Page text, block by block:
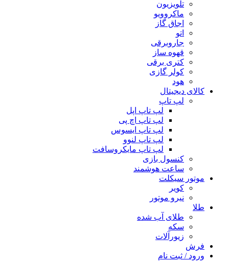
تلویزیون
ماکروویو
اجاق گاز
اتو
جاروبرقی
قهوه ساز
کتری برقی
کولر گازی
هود
کالای دیجیتال
لپ تاپ
لپ تاپ اپل
لپ تاپ اچ پی
لپ تاپ ایسوس
لپ تاپ لنوو
لپ تاپ مایکروسافت
کنسول بازی
ساعت هوشمند
موتور سیکلت
کویر
نیرو موتور
طلا
طلای آب شده
سکه
زیورآلات
فرش
ورود / ثبت نام